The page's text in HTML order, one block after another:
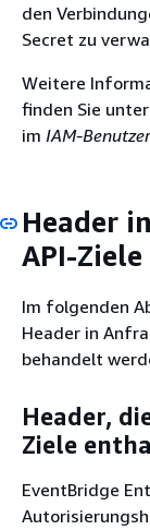
den
Secret zu
Weitere
finden Sie unter
im IAM-
Header
API-Ziele
Im folgenden
Header in
behandelt
Header,
Ziele
EventBridge